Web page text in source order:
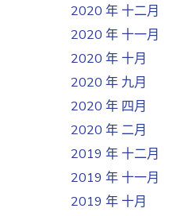
2020 年 十二月
2020 年 十一月
2020 年 十月
2020 年 九月
2020 年 四月
2020 年 二月
2019 年 十二月
2019 年 十一月
2019 年 十月